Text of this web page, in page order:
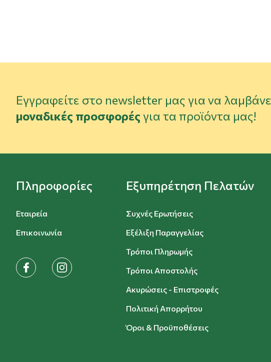
Εγγραφείτε στο newsletter μας για να
μοναδικές προσφορές για τα προϊόντα μας!
Πληροφορίες
Εταιρεία
Επικοινωνία
facebook instagram
Εξυπηρέτηση Πελατών
Συχνές Ερωτήσεις
Εξέλιξη Παραγγελίας
Τρόποι Πληρωμής
Τρόποι Αποστολής
Ακυρώσεις - Επιστροφές
Πολιτική Απορρήτου
Όροι & Προϋποθέσεις